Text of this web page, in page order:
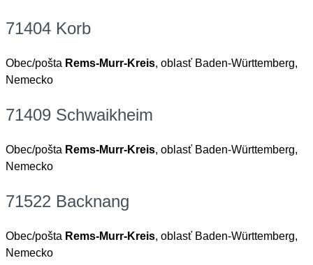
71404 Korb
Obec/pošta Rems-Murr-Kreis, oblasť Baden-Württemberg,
Nemecko
71409 Schwaikheim
Obec/pošta Rems-Murr-Kreis, oblasť Baden-Württemberg,
Nemecko
71522 Backnang
Obec/pošta Rems-Murr-Kreis, oblasť Baden-Württemberg,
Nemecko